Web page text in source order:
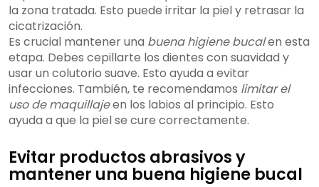
la zona tratada. Esto puede irritar la piel y retrasar la
cicatrización.
Es crucial mantener una buena higiene bucalen esta
etapa. Debes cepillarte los dientes con suavidad y
usar un colutorio suave. Esto ayuda a evitar
infecciones. También, te recomendamos limitar el
uso de maquillajeen los labios al principio. Esto
ayuda a que la piel se cure correctamente.
Evitar productos abrasivos y
mantener una buena higiene bucal